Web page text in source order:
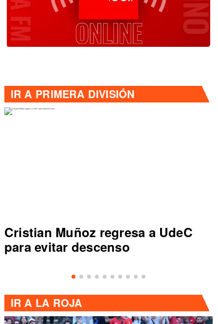
IR A PRIMERA DIVISIÓN
Cristian Muñoz regresa a UdeC
para evitar descenso
IR A LA ROJA